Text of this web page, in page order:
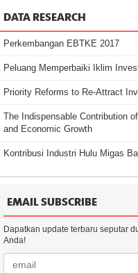
DATA RESEARCH
Perkembangan EBTKE 2017
Peluang Memperbaiki Iklim
Priority Reforms to Re-Attract
The Indispensable Contribution
and Economic Growth
Kontribusi Industri Hulu Migas
EMAIL SUBSCRIBE
Dapatkan update terbaru seputar
Anda!